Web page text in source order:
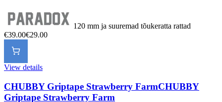
120 mm ja suuremad tõukeratta rattad
€39.00€29.00
View details
CHUBBY Griptape Strawberry FarmCHUBBY
Griptape Strawberry Farm